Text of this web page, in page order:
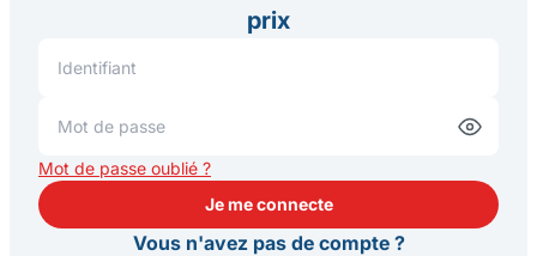
prix
Mot de passe oublié ?
Je me connecte
Je me connecte
Vous n'avez pas de compte ?